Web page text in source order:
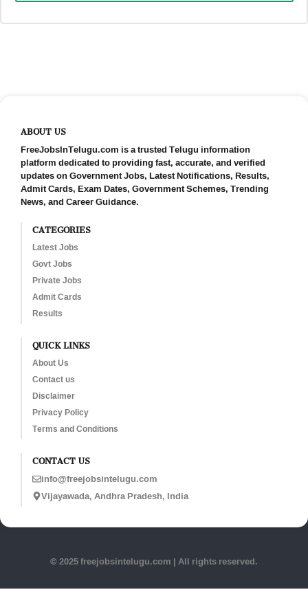
ABOUT US
FreeJobsInTelugu.com is a trusted Telugu information
platform dedicated to providing fast, accurate, and verified
updates on Government Jobs, Latest Notifications, Results,
Admit Cards, Exam Dates, Government Schemes, Trending
News, and Career Guidance.
CATEGORIES
Latest Jobs
Govt Jobs
Private Jobs
Admit Cards
Results
QUICK LINKS
About Us
Contact us
Disclaimer
Privacy Policy
Terms and Conditions
CONTACT US
info@freejobsintelugu.com
Vijayawada, Andhra Pradesh, India
© 2025 freejobsintelugu.com | All rights reserved.